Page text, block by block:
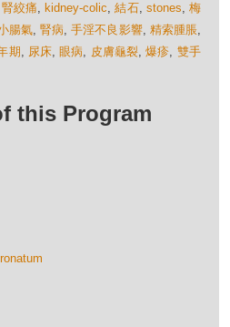
腎絞痛, kidney-colic,結石, stones, 梅
腸氣,腎病,手淫不良影響, 精索腫脹,
期, 尿床, 眼病, 皮膚龜裂,爆疹, 雙手
this Program